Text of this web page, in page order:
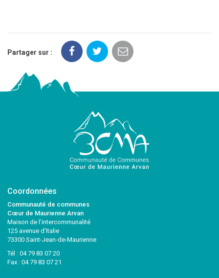
Partager sur :
Coordonnées
Communauté de communes
Cœur de Maurienne Arvan
Maison de l’intercommunalité
125 avenue d’Italie
73300 Saint-Jean-de-Maurienne
Tél : 04 79 83 07 20
Fax : 04 79 83 07 21